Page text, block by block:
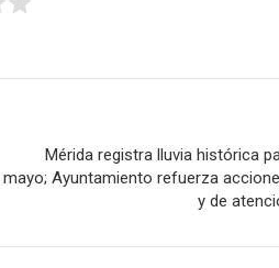
Mérida registra lluvia histórica
mayo; Ayuntamiento refuerza
y de